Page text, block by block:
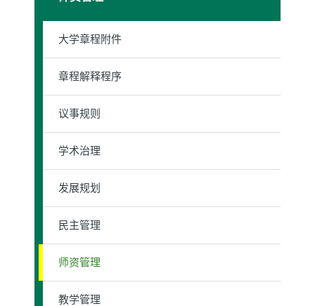
大学章程附件
章程解释程序
议事规则
学术治理
发展规划
民主管理
师资管理
教学管理